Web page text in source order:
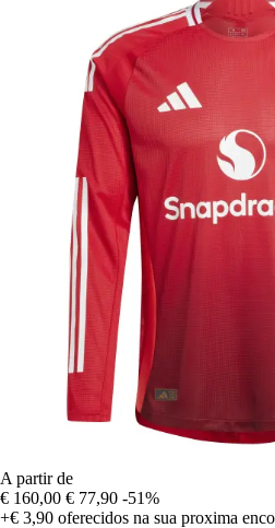
A partir de
€ 160,00 € 77,90 -51%
+€ 3,90 oferecidos na sua proxima